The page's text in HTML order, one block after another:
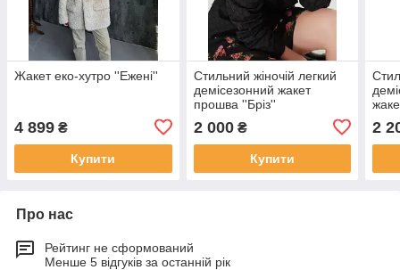
Жакет еко-хутро ''Ежені''
4 899 ₴
Купити
Стильний жіночій легкий
демісезонний жакет
прошва ''Бріз''
2 000₴
Купити
2
Про нас
Рейтинг не сформований
Менше 5 відгуків за останній рік